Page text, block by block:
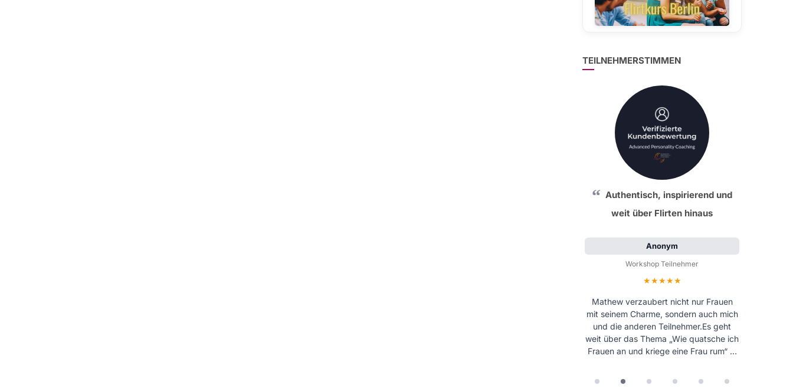
TEILNEHMERSTIMMEN
Authentisch, inspirierend und
weit über Flirten hinaus
Anonym
Workshop Teilnehmer
Bewertung: 5 von 5 Sternen
Mathew verzaubert nicht nur Frauen
mit seinem Charme, sondern auch mich
und die anderen Teilnehmer.Es geht
weit über das Thema „Wie quatsche ich
Frauen an und kriege eine Frau rum“ …